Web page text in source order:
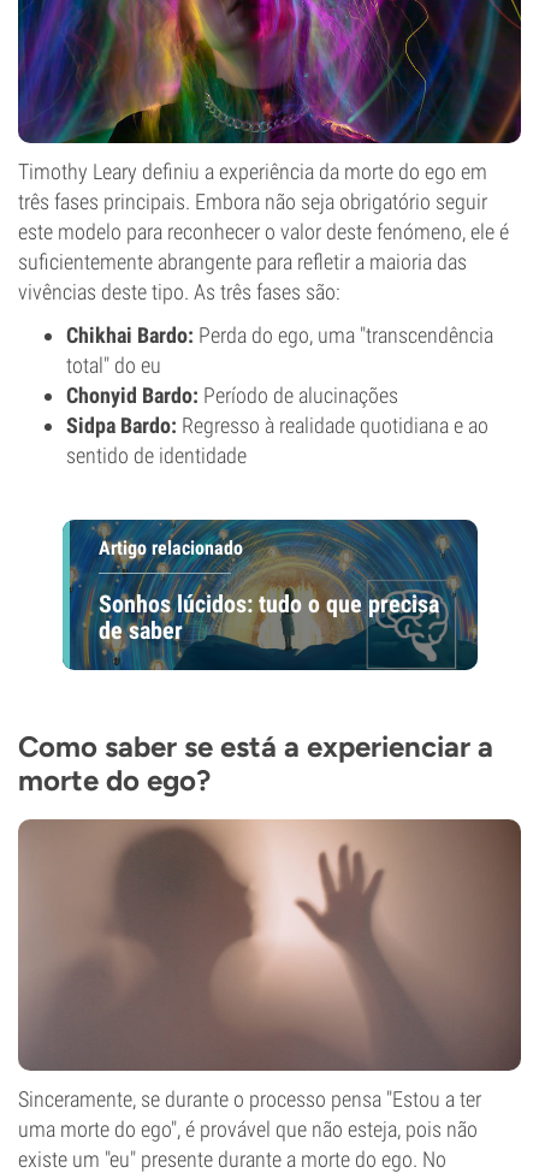
Timothy Leary definiu a experiência da morte do ego em
três fases principais. Embora não seja obrigatório seguir
este modelo para reconhecer o valor deste fenómeno, ele é
suficientemente abrangente para refletir a maioria das
vivências deste tipo. As três fases são:
Chikhai Bardo: Perda do ego, uma "transcendência
total" do eu
Chonyid Bardo: Período de alucinações
Sidpa Bardo: Regresso à realidade quotidiana e ao
sentido de identidade
Artigo relacionado
Sonhos lúcidos: tudo o que precisa
de saber
Como saber se está a experienciar a
morte do ego?
Sinceramente, se durante o processo pensa "Estou a ter
uma morte do ego", é provável que não esteja, pois não
existe um "eu" presente durante a morte do ego. No